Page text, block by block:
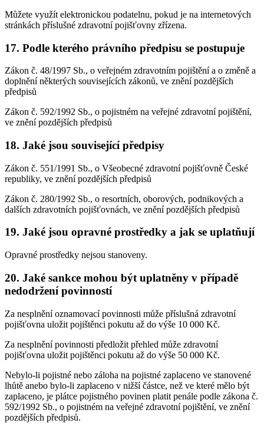
Můžete využít elektronickou podatelnu, pokud je na internetových
stránkách příslušné zdravotní pojišťovny zřízena.
17. Podle kterého právního předpisu se postupuje
Zákon č. 48/1997 Sb., o veřejném zdravotním pojištění a o změně a
doplnění některých souvisejících zákonů, ve znění pozdějších
předpisů
Zákon č. 592/1992 Sb., o pojistném na veřejné zdravotní pojištění,
ve znění pozdějších předpisů
18. Jaké jsou související předpisy
Zákon č. 551/1991 Sb., o Všeobecné zdravotní pojišťovně České
republiky, ve znění pozdějších předpisů
Zákon č. 280/1992 Sb., o resortních, oborových, podnikových a
dalších zdravotních pojišťovnách, ve znění pozdějších předpisů
19. Jaké jsou opravné prostředky a jak se uplatňují
Opravné prostředky nejsou stanoveny.
20. Jaké sankce mohou být uplatněny v případě
nedodržení povinností
Za nesplnění oznamovací povinnosti může příslušná zdravotní
pojišťovna uložit pojištěnci pokutu až do výše 10 000 Kč.
Za nesplnění povinnosti předložit přehled může zdravotní
pojišťovna uložit pojištěnci pokutu až do výše 50 000 Kč.
Nebylo-li pojistné nebo záloha na pojistné zaplaceno ve stanovené
lhůtě anebo bylo-li zaplaceno v nižší částce, než ve které mělo být
zaplaceno, je plátce pojistného povinen platit penále podle zákona č.
592/1992 Sb., o pojistném na veřejné zdravotní pojištění, ve znění
pozdějších předpisů.